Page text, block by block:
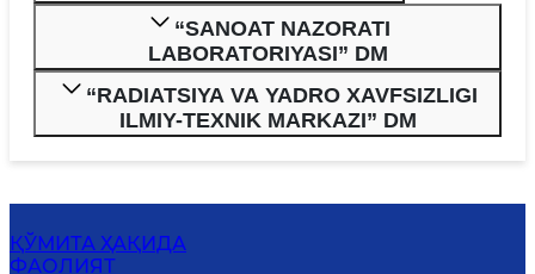
“SANOAT NAZORATI
LABORATORIYASI” DM
“RADIATSIYA VA YADRO XAVFSIZLIGI
ILMIY-TEXNIK MARKAZI” DM
ҚЎМИТА ҲАҚИДА
ФАОЛИЯТ